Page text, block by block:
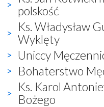
polskość
Ks. Władysław
Wyklęty
Uniccy
Bohaterstwo
Ks. Karol
Bożego